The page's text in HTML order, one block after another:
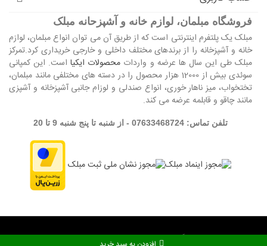
فروشگاه مبلمان، لوازم خانه و آشپزحانه مبلک
مبلک یک پلتفرم اینترنتی است که از طریق آن می توان انواع مبلمان، لوازم
خانه و آشپزخانه را از برندهای مختلف داخلی و خارجی خریداری کرد.تمرکز
مبلک طی این سال ها عرضه و واردات محصولات ایکیااست. این کمپانی
سوئدی بیش از 12000 هزار محصول را در دسته های مختلفی مانند مبلمان،
تختخواب، میز ناهار خوری، انواع صندلی و لوزام جانبی آشپزخانه و آشپزی
مانند چاقو و قابلمه عرضه می کند.
تلفن تماس: 07633468724 - از شنبه تا پنج شنبه 9 تا 20
تمام حقوق این وبگاه برای مجموعه مبلک محفوظ می باشد. © 2024